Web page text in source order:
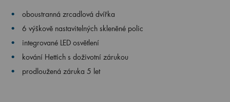
oboustranná zrcadlová dvířka
6 výškově nastavitelných skleněné polic
integrované LED osvětlení
kování Hettich s doživotní zárukou
prodloužená záruka 5 let